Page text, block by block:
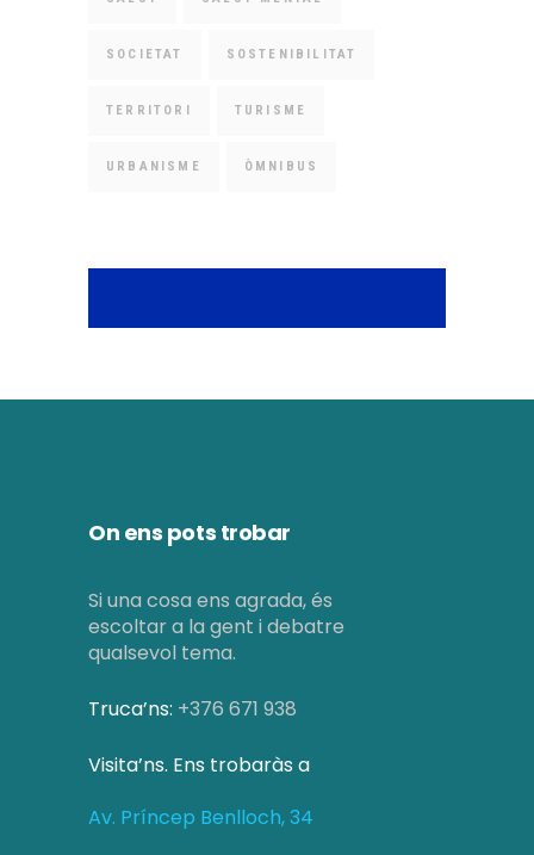
SOCIETAT SOSTENIBILITAT
TERRITORI TURISME
URBANISME ÒMNIBUS
On ens pots trobar
Si una cosa ens agrada, és
escoltar a la gent i debatre
qualsevol tema.
Truca’ns: +376 671 938
Visita’ns. Ens trobaràs a
Av. Príncep Benlloch, 34